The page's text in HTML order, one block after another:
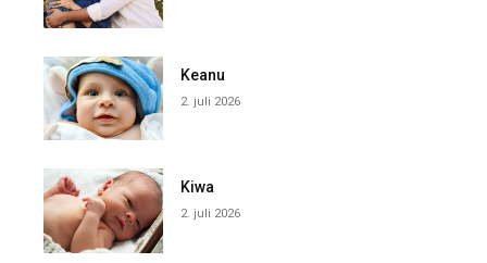
Keanu
2. juli 2026
Kiwa
2. juli 2026